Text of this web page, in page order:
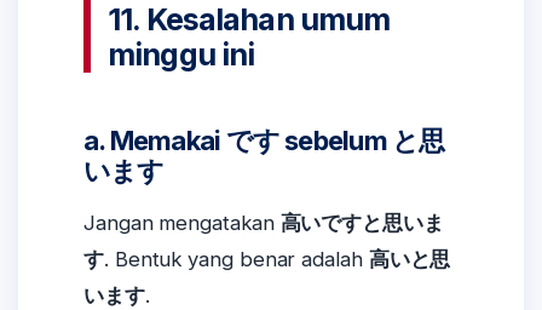
11. Kesalahan umum
minggu ini
a. Memakai です sebelum と思
います
Jangan mengatakan 高いですと思いま
す. Bentuk yang benar adalah 高いと思
います.